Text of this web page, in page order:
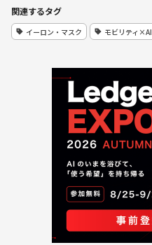
関連するタグ
イーロン・マスク モビリティ×AI